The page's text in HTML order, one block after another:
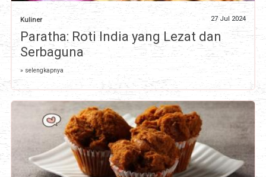
Kuliner 27 Jul 2024
Paratha: Roti India yang Lezat dan
Serbaguna
» selengkapnya